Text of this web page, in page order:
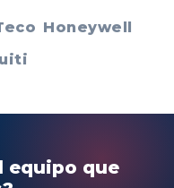
Honeywell
equipo que